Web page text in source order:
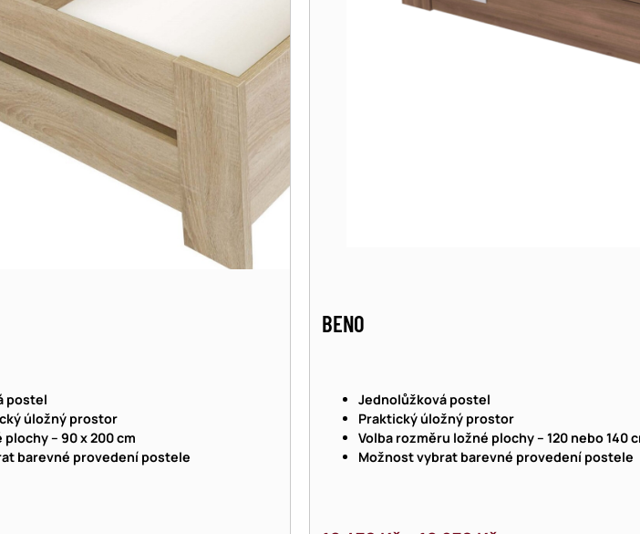
postel
úložný prostor
plochy – 90 x 200 cm
barevné provedení postele
BENO
Jednolůžková postel
Praktický úložný prostor
Volba rozměru ložné plochy – 120 nebo 140
Možnost vybrat barevné provedení postele